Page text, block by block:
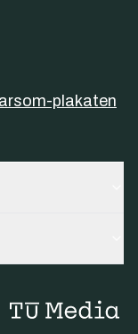
plakaten